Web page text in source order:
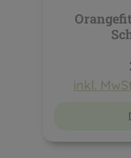
inkl.